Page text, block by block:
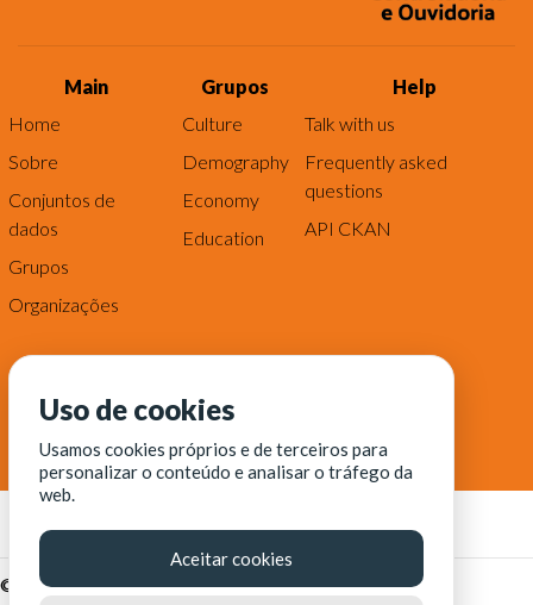
Main
Home
Sobre
Conjuntos de
dados
Grupos
Organizações
Grupos
Culture
Demography
Economy
Education
Help
Talk with us
Frequently asked
questions
API CKAN
© Fortaleza Digital || CITINOVA - Fundação de Ciência,
Uso de cookies
Usamos cookies próprios e de terceiros para
personalizar o conteúdo e analisar o tráfego da
web.
Aceitar cookies